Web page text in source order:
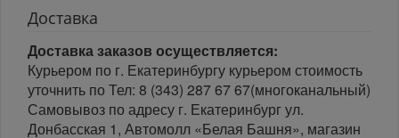
Доставка
Доставка заказов осуществляется:
Курьером по г. Екатеринбургу курьером стоимость
уточнить по Тел: 8 (343) 287 67 67(многоканальный)
Самовывоз по адресу г. Екатеринбург ул.
Донбасская 1, Автомолл «Белая Башня», магазин